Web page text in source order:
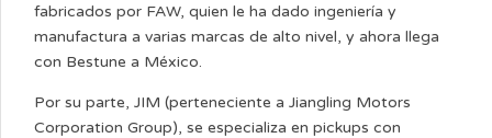
fabricados por FAW, quien le ha dado ingeniería y
manufactura a varias marcas de alto nivel, y ahora llega
con Bestune a México.
Por su parte, JIM (perteneciente a Jiangling Motors
Corporation Group), se especializa en pickups con